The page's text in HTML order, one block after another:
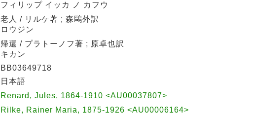
フィリップ イッカ ノ カフウ
老人 / リルケ著 ; 森鷗外訳
ロウジン
帰還 / プラトーノフ著 ; 原卓也訳
キカン
BB03649718
日本語
Renard, Jules, 1864-1910 <AU00037807>
Rilke, Rainer Maria, 1875-1926 <AU00006164>